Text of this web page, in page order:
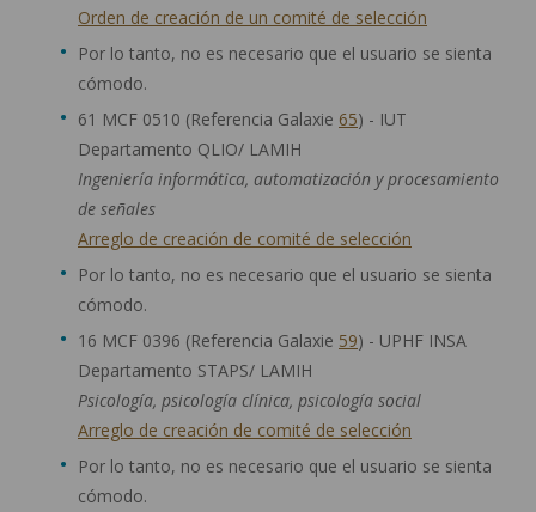
Orden de creación de un comité de selección
Por lo tanto, no es necesario que el usuario se sienta
cómodo.
61 MCF 0510 (Referencia Galaxie 65) - IUT
Departamento QLIO/ LAMIH
Ingeniería informática, automatización y procesamiento
de señales
Arreglo de creación de comité de selección
Por lo tanto, no es necesario que el usuario se sienta
cómodo.
16 MCF 0396 (Referencia Galaxie 59) - UPHF INSA
Departamento STAPS/ LAMIH
Psicología, psicología clínica, psicología social
Arreglo de creación de comité de selección
Por lo tanto, no es necesario que el usuario se sienta
cómodo.